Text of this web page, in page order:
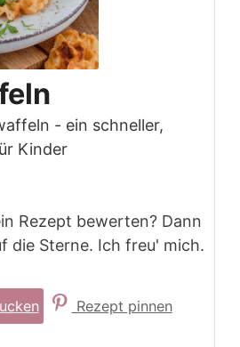
- ein schneller,
Kinder
Rezept bewerten? Dann
die Sterne. Ich freu' mich.
Rezept pinnen